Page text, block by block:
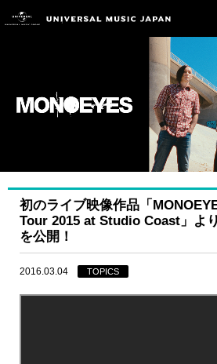
初のライブ映像作品「
Tour 2015 at Studio Coast」よ
を公開！
2016.03.04 TOPICS